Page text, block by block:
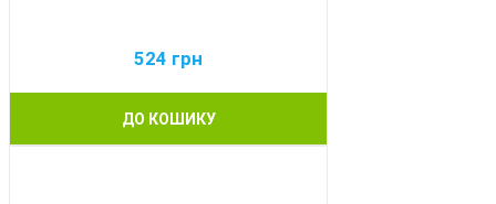
524 грн
ДО КОШИКУ